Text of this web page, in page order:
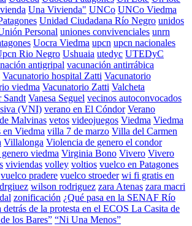
Una Vivienda" UNCo UNCo Viedma
Unidad Ciudadana Río Negro unidos
Personal uniones convivenciales unrn
Uocra Viedma upcn upcn nacionales
Rio Negro Ushuaia utedyc UTEDyC
antigripal vacunación antirrábica
Vacunatorio hospital Zatti Vacunatorio
viedma Vacunatorio Zatti Valcheta
Sandt Vanesa Seguel vecinos autoconvocados
(VNI) verano en El Cóndor Verano
Malvinas vetos videojuegos Viedma Viedma
en Viedma villa 7 de marzo Villa del Carmen
Villalonga Violencia de genero el condor
viedma Virginia Bono Vivero Vivero
viviendas volley voltios vuelco en Patagones
vuelco pradere vuelco stroeder wi fi gratis en
wilson rodriguez zara Atenas zara macri
zonificación ¿Qué pasa en la SENAF Río
de la protesta en el ECOS La Casita de
los Bares” “Ni Una Menos”